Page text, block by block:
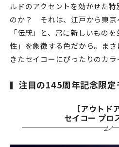
ルドのアクセントを効かせた
のか？ それは、江戸から東京
「伝統」と、常に新しいもの
性」を象徴する色だから。ま
きたセイコーにぴったりのカラ
注目の145周年記念限定
【アウトド
セイコー プロ